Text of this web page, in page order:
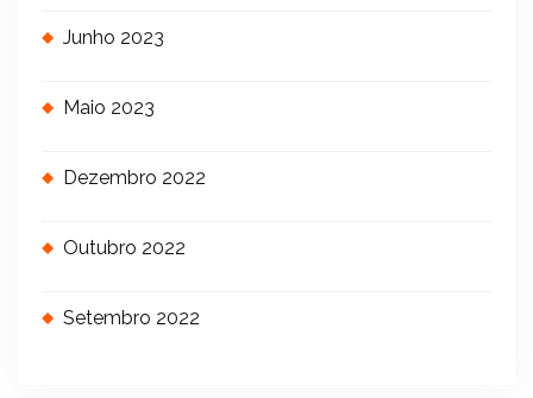
Junho 2023
Maio 2023
Dezembro 2022
Outubro 2022
Setembro 2022